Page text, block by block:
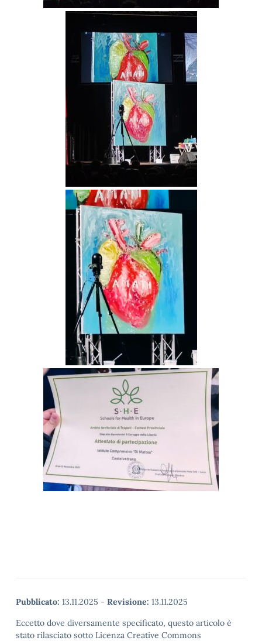
Pubblicato: 13.11.2025 - Revisione: 13.11.2025
Eccetto dove diversamente specificato, questo articolo è
stato rilasciato sotto Licenza Creative Commons